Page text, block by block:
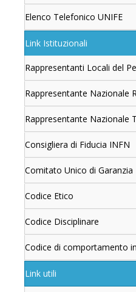
Elenco Telefonico UNIFE
Link Istituzionali
Rappresentanti Locali del
Rappresentante Nazionale
Rappresentante Nazionale
Consigliera di Fiducia INFN
Comitato Unico di Garanzia
Codice Etico
Codice Disciplinare
Codice di comportamento
Link utili